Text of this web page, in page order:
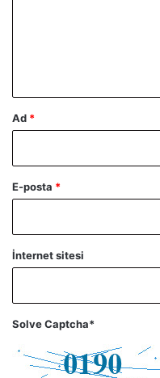
Ad *
E-posta *
İnternet sitesi
Solve Captcha*